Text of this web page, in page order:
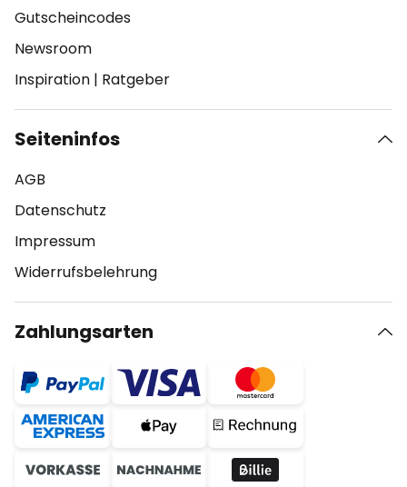
Gutscheincodes
Newsroom
Inspiration | Ratgeber
Seiteninfos
AGB
Datenschutz
Impressum
Widerrufsbelehrung
Zahlungsarten